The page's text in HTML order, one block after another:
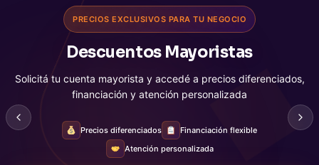
PRECIOS EXCLUSIVOS PARA TU NEGOCIO
Descuentos Mayoristas
Solicitá tu cuenta mayorista y accedé a precios diferenciados,
financiación y atención personalizada
Precios diferenciados
Financiación flexible
Atención personalizada